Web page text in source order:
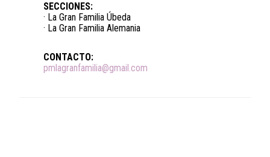
SECCIONES:
· La Gran Familia Úbeda
· La Gran Familia Alemania
CONTACTO:
pmlagranfamilia@gmail.com